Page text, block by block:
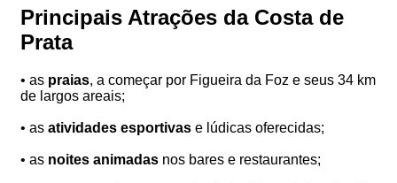
Principais Atrações da Costa de
Prata
• as praias, a começar por Figueira da Foz e seus 34 km
de largos areais;
• as atividades esportivas e lúdicas oferecidas;
• as noites animadas nos bares e restaurantes;